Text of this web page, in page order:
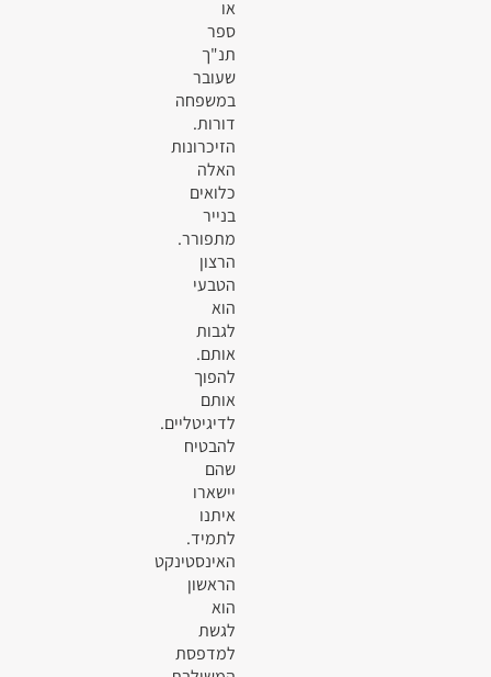
או
ספר
תנ"ך
שעובר
במשפחה
דורות.
הזיכרונות
האלה
כלואים
בנייר
מתפורר.
הרצון
הטבעי
הוא
לגבות
אותם.
להפוך
אותם
לדיגיטליים.
להבטיח
שהם
יישארו
איתנו
לתמיד.
האינסטינקט
הראשון
הוא
לגשת
למדפסת